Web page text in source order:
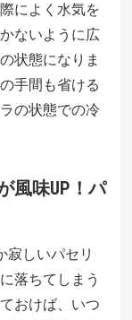
によく水気を
ないように広
状態になりま
手間も省ける
の状態での冷
風味UP！パ
寂しいパセリ
落ちてしまう
おけば、いつ